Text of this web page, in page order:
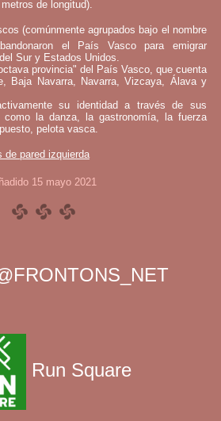
de longitud).
(comúnmente agrupados bajo el nombre
el País Vasco para emigrar
Sur y Estados Unidos.
provincia" del País Vasco, que cuenta
Baja Navarra, Navarra, Vizcaya, Álava y
su identidad a través de sus
como la danza, la gastronomía, la fuerza
pelota vasca.
de pared izquierda
15 mayo 2021
Run Square